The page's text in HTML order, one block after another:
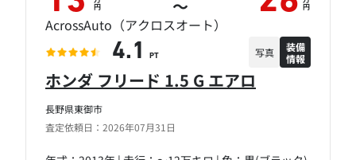
長野県東御市
査定依頼日：2026年07月31日
ホンダ フリード 1.5 G エアロ
円 ～ 円
AcrossAuto（アクロスオート）
4.1 PT 写真
装備
情報